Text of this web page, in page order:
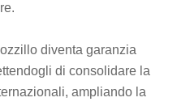
diventa garanzia
di consolidare la
ampliando la